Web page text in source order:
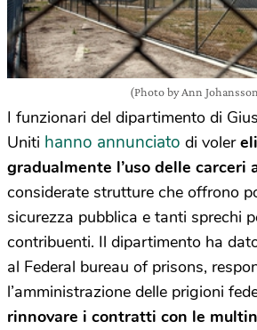
(Photo by Ann
I funzionari del dipartimento di
Uniti hanno annunciato di voler
gradualmente l’uso delle carceri
considerate strutture che offrono
sicurezza pubblica e tanti sprechi
contribuenti. Il dipartimento ha
al Federal bureau of prisons,
l’amministrazione delle prigioni
rinnovare i contratti con le